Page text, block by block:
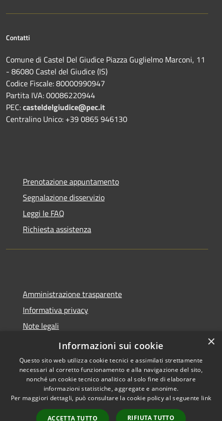
Contatti
Comune di Castel Del Giudice Piazza Guglielmo Marconi, 11
- 86080 Castel del Giudice (IS)
Codice Fiscale: 80000990947
Partita IVA: 00086220944
PEC:casteldelgiudice@pec.it
Centralino Unico: +39 0865 946130
Prenotazione appuntamento
Segnalazione disservizio
Leggi le FAQ
Richiesta assistenza
Amministrazione trasparente
Informativa privacy
Note legali
Dichiarazione di accessibilità
Accessibilità
Copyright © 2026 • Comune di
Castel del Giudice • Powered by
Municipium• Accesso
×
Informazioni sui cookie
Questo sito web utilizza cookie tecnici e assimilati strettamente
necessari al corretto funzionamento e alla navigazione del sito,
nonché un cookie tecnico analitico al solo fine di elaborare
informazioni statistiche, aggregate e anonime.
Per maggiori dettagli, può consultare la cookie policy al seguente link
ACCETTA TUTTO RIFIUTA TUTTO